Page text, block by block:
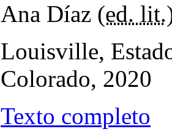
Ana Díaz (ed. lit.
Louisville,
Colorado, 2020
Texto completo